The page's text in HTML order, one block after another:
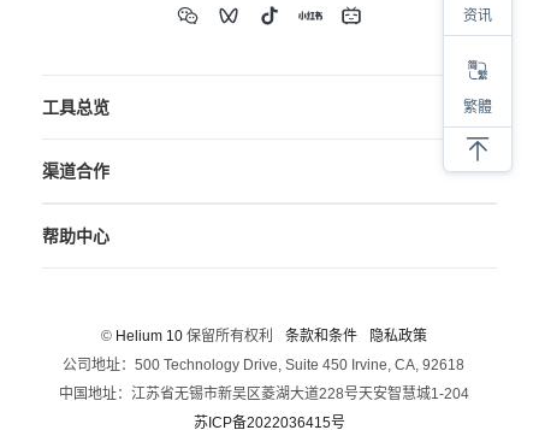
工具总览
渠道合作
帮助中心
© Helium 10保留所有权利 条款和条件
隐私政策
公司地址：500 Technology Drive, Suite 450 Irvine, CA, 92618
中国地址：江苏省无锡市新吴区菱湖大道228号天安智慧城1-204
苏ICP备2022036415号
资讯
繁體